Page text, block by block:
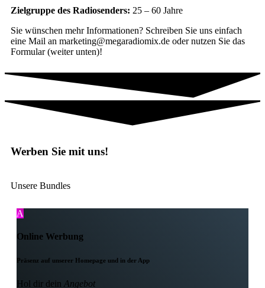
Zielgruppe des Radiosenders: 25 – 60 Jahre
Sie wünschen mehr Informationen? Schreiben Sie uns einfach
eine Mail an marketing@megaradiomix.de oder nutzen Sie das
Formular (weiter unten)!
Werben Sie mit uns!
Unsere Bundles
Online Werbung
Präsenz auf unserer Homepage und in der App
Hol dir dein Angebot